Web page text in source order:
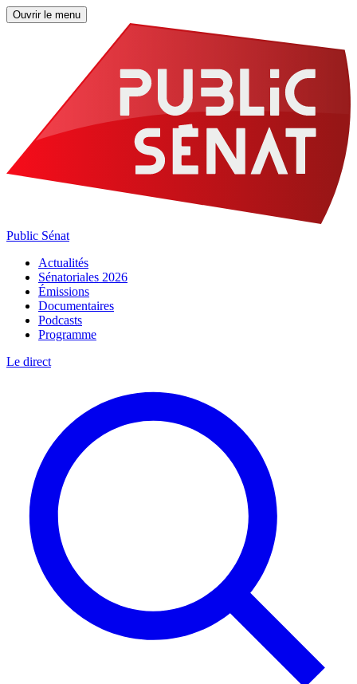
Ouvrir le menu
Public Sénat
Actualités
Sénatoriales 2026
Émissions
Documentaires
Podcasts
Programme
Le direct